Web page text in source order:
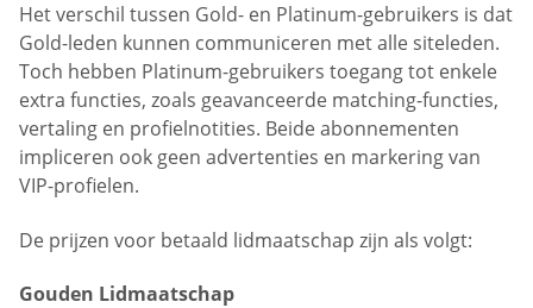
Het verschil tussen Gold- en Platinum-gebruikers is dat
Gold-leden kunnen communiceren met alle siteleden.
Toch hebben Platinum-gebruikers toegang tot enkele
extra functies, zoals geavanceerde matching-functies,
vertaling en profielnotities. Beide abonnementen
impliceren ook geen advertenties en markering van
VIP-profielen.
De prijzen voor betaald lidmaatschap zijn als volgt:
Gouden Lidmaatschap